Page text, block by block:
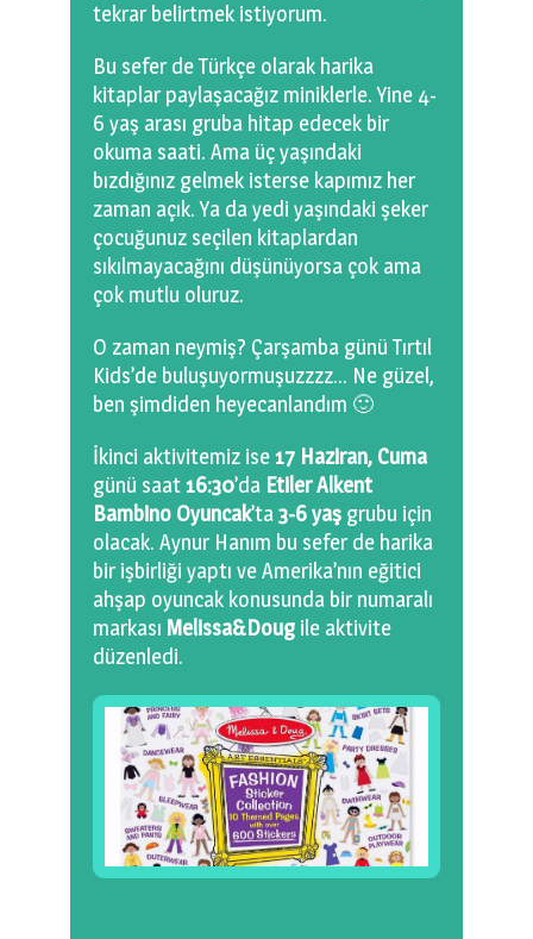
tekrar belirtmek istiyorum.
Bu sefer de Türkçe olarak harika
kitaplar paylaşacağız miniklerle. Yine 4-
6 yaş arası gruba hitap edecek bir
okuma saati. Ama üç yaşındaki
bızdığınız gelmek isterse kapımız her
zaman açık. Ya da yedi yaşındaki şeker
çocuğunuz seçilen kitaplardan
sıkılmayacağını düşünüyorsa çok ama
çok mutlu oluruz.
O zaman neymiş? Çarşamba günü Tırtıl
Kids’de buluşuyormuşuzzzz… Ne güzel,
ben şimdiden heyecanlandım 🙂
İkinci aktivitemiz ise17 Haziran, Cuma
günü saat16:30’da Etiler Alkent
Bambino Oyuncak’ta3-6 yaş grubu için
olacak. Aynur Hanım bu sefer de harika
bir işbirliği yaptı ve Amerika’nın eğitici
ahşap oyuncak konusunda bir numaralı
markası Melissa&Doug ile aktivite
düzenledi.